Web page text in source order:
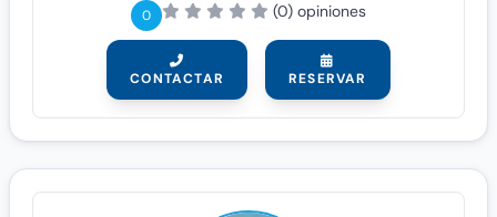
0 (0) opiniones
CONTACTAR RESERVAR